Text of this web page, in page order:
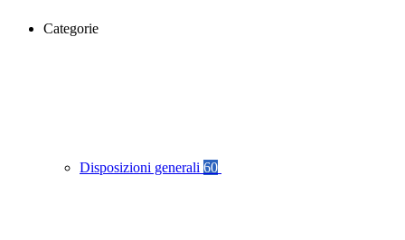
Categorie
Disposizioni generali 60